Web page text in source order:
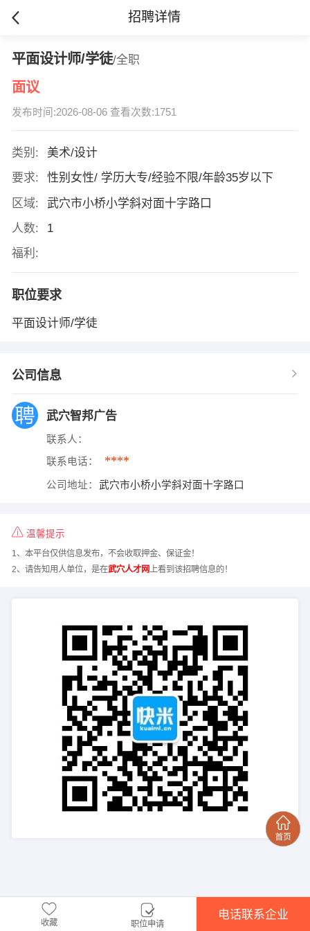
招聘详情
平面设计师/学徒/全职
面议
发布时间:2026-08-06 查看次数:1751
类别:
美术/设计
要求:
性别女性/ 学历大专/经验不限/年龄35岁以下
区域:
武穴市小桥小学斜对面十字路口
人数:
1
福利:
职位要求
平面设计师/学徒
公司信息
武穴智邦广告
联系人：
联系电话： ****
公司地址： 武穴市小桥小学斜对面十字路口
温馨提示
1、本平台仅供信息发布，不会收取押金、保证金！
2、请告知用人单位，是在武穴人才网上看到该招聘信息的！
收藏 职位申请
电话联系企业